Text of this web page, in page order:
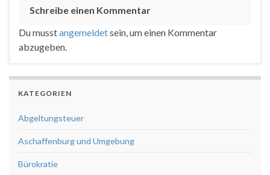
Schreibe einen Kommentar
Du musstangemeldetsein, um einen Kommentar
abzugeben.
KATEGORIEN
Abgeltungsteuer
Aschaffenburg und Umgebung
Bürokratie